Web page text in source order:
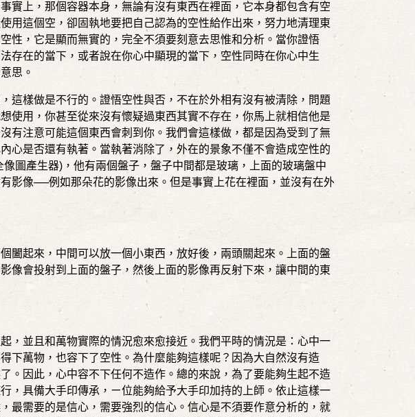
實上，那個容器本身，無論有沒有東西在裡面，它本身都包含有空
用這個空，卻固執地要把自己認為的空性給作出來，努力地清理東
性，它是顯而無實的，完全不須要刻意去思惟和分析。當你證悟
存在的當下，或者說在你心中顯現的當下，空性同時在你心中生
思。
這樣做是不行的。證悟空性與否，不在於外相有沒有被清除，問題
使用，你甚至從來沒有懷疑過東西其實不存在，你馬上就相信他是
有注意可能這個東西會刺到你。我們會這樣做，都是因為受到了無
心是否還有執著。當執著消除了，外在的景象不僅不會造成空性的
像圖產生器) ，他有兩個盤子，盤子中間都是玻璃，上面的玻璃盤中
影像──例如那朵花的影像出來。但是事實上花在裡面，並沒有在外
闔起來，中間可以放一個小東西，放好後，兩頭關起來。上面的盤
像會投射到上面的盤子，然後上面的影像再反射下來，讓中間的東
，並且和萬物實際的情況愈來愈接近。我們平時的情況是：心中一
下萬物，也容下了空性。為什麼能夠這樣呢？因為大自然沒有造
。因此，心中容不下任何不造作。總的來說，為了要能夠生起不造
，具備大手印傳承，ㄧ位能夠給予大手印加持的上師。依止這樣一
最需要的是信心，需要強烈的信心。信心是不須要作意分析的，就